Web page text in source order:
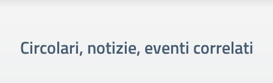
Circolari, notizie, eventi correlati